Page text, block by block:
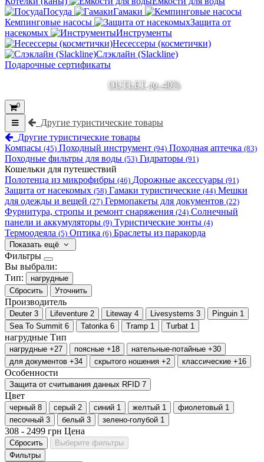
Посуда
Гамаки
Кемпинговые насосы
Защита от
насекомых
Инструменты
Несессеры (косметички)
Слэклайн (Slackline)
Подарочные сертификаты
OUTLET до -40%
0
Другие туристические товары
Другие туристические товары
Компасы (45) Походный инструмент (94) Походная аптечка (83)
Походные фильтры для воды (53) Гидраторы (91)
Кошельки для путешествий
Полотенца из микрофибры (46) Дорожные аксессуары (91)
Защита от насекомых (58) Гамаки туристические (44) Мешки
для одежды и вещей (27) Гермопакеты для документов (22)
Фурнитура, стропы и ремонт снаряжения (24) Солнечный
панели и аккумуляторы (9) Туристические зонты (4)
Термоодеяла (5) Оптика (6) Браслеты из паракорда
Показать ещё
Фильтры
Вы выбрали:
Тип:
нагрудные
Сбросить
Уточнить
Производитель
Deuter 3 Lifeventure 2 Liteway 4 Livesystems 3 Pinguin 1
Sea To Summit 6 Tatonka 6 Tramp 1 Turbat 1
нагрудные Тип
нагрудные +27 поясные +18 нательные-потайные +30
для документов +34 скрытого ношения +2 классические +16
Особенности
Защита от считывания данных RFID 7
Цвет
черный 8 серый 2 синий 1 желтый 1 фиолетовый 1
песочный 3 белый 3 зелено-голубой 1
308 - 2499 грн Цена
Сбросить
Выберите фильтры
Фильтры